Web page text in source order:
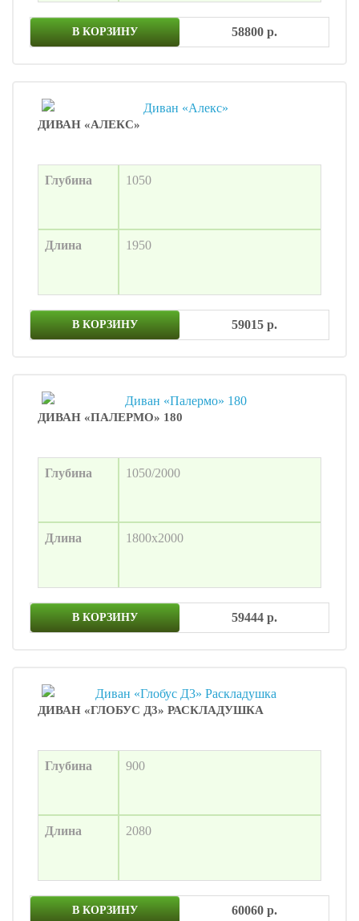
В КОРЗИНУ 58800 р.
ДИВАН «АЛЕКС»
Глубина 1050
Длина 1950
В КОРЗИНУ 59015 р.
ДИВАН «ПАЛЕРМО» 180
Глубина 1050/2000
Длина 1800х2000
В КОРЗИНУ 59444 р.
ДИВАН «ГЛОБУС Д3» РАСКЛАДУШКА
Глубина 900
Длина 2080
В КОРЗИНУ 60060 р.